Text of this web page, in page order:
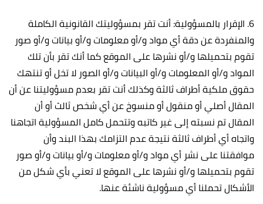
6. الإقرار بالمسؤولية: أنت تقر بمسؤوليتك القانونية الكاملة
والمنفردة عن دقة أي مواد و/أو معلومات و/أو بيانات و/أو صور
تقوم بتحميلها و/أو نشرها على الموقع كما أنك تقر بأن تلك
المواد و/أو المعلومات و/أو البيانات و/أو الصور لا تخل أو تنتهك
حقوق ملكية أطراف ثالثة وكذلك أنت تقر بعدم مسؤوليتنا عن أن
المقال أصلي أو منقول أو منسوخ عن أي شخص ثالث أو أن
المقال تم نسبته إلى غير كاتبه وتتحمل كامل المسؤولية اتجاهنا
واتجاه أي أطراف ثالثة نتيجة عدم التزامك بهذا البند وأن
موافقتنا على نشر أي مواد و/أو معلومات و/أو بيانات و/أو صور
تقوم بتحميلها و/أو نشرها على الموقع لا تعني بأي شكل من
الأشكال تحملنا أي مسؤولية ناشئة عنها.